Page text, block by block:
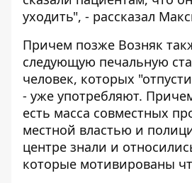
уходить", - рассказал
Причем позже Возняк
следующую печальную
человек, которых
- уже употребляют.
есть масса совместных
местной властью и
центре знали и
которые мотивированы